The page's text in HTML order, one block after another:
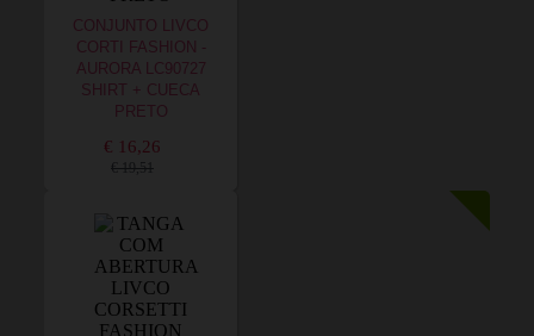
CONJUNTO LIVCO
CORTI FASHION -
AURORA LC90727
SHIRT + CUECA
PRETO
€ 16,26
€ 19,51